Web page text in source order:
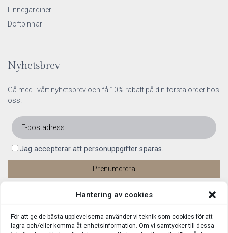
Hantering av cookies
För att ge de bästa upplevelserna använder vi teknik som cookies för att
lagra och/eller komma åt enhetsinformation. Om vi samtycker till dessa
Linnegardiner
Doftpinnar
Nyhetsbrev
Gå med i vårt nyhetsbrev och få 10% rabatt på din första order hos
oss.
Jag accepterar att personuppgifter sparas.